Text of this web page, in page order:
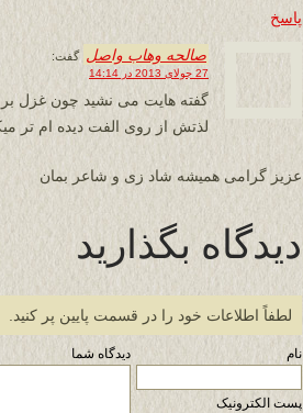
پاسخ
صالحه وهاب واصل گفت:
27 جولای 2013 در 14:14
گفته هایت می نشید چون غزل بر
لذتش از روی الفت دیده ام تر
عزیز گرامی همیشه شاد زی و شاعر بمان
دیدگاه بگذارید
لطفاً اطلاعات خود را در قسمت پایین پر کنید.
نام
پست الکترونیک
دیدگاه شما